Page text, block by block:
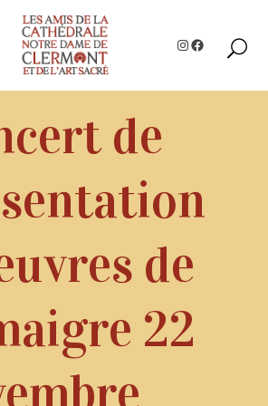
Instagram
Facebook
de
de
22